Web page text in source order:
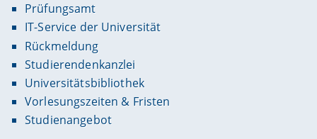
Prüfungsamt
IT-Service der Universität
Rückmeldung
Studierendenkanzlei
Universitätsbibliothek
Vorlesungszeiten & Fristen
Studienangebot